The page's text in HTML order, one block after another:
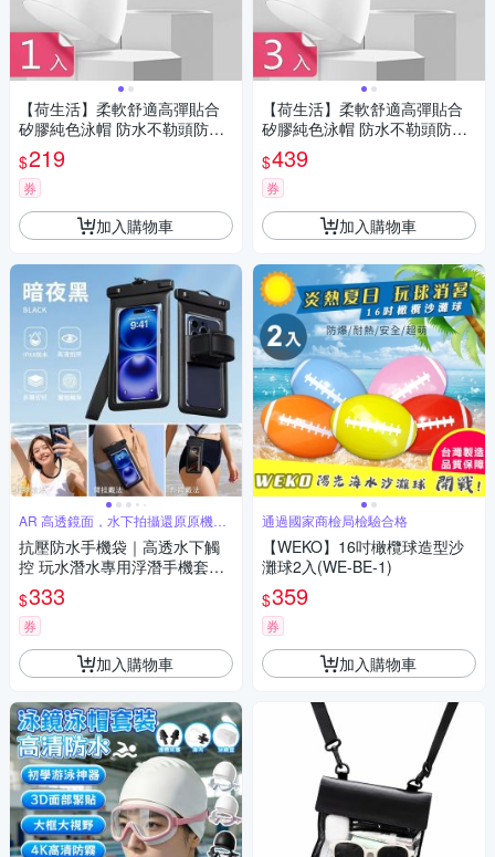
【荷生活】柔軟舒適高彈貼合
矽膠純色泳帽 防水不勒頭防水
彈力游泳帽-1入組
$219
券
加入購物車
AR 高透鏡面，水下拍攝還原原機畫
抗壓防水手機袋｜高透水下觸
控 玩水潛水專用浮潛手機套
（海邊旅遊防水袋、溯溪玩水
手機保護套）
$333
券
加入購物車
【荷生活】柔軟舒適高彈貼合
矽膠純色泳帽 防水不勒頭防水
彈力游泳帽-3入組
$439
券
加入購物車
通過國家商檢局檢驗合格
【WEKO】16吋橄欖球造型沙
灘球2入(WE-BE-1)
$359
券
加入購物車